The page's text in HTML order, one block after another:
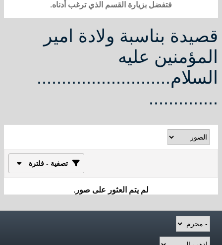
فتفضل بزيارة القسم الذي ترغب أدناه.
قصيدة بناسبة ولادة امير
المؤمنين عليه
السلام...........................
..............
تصفية - فلترة
لم يتم العثور على صور.